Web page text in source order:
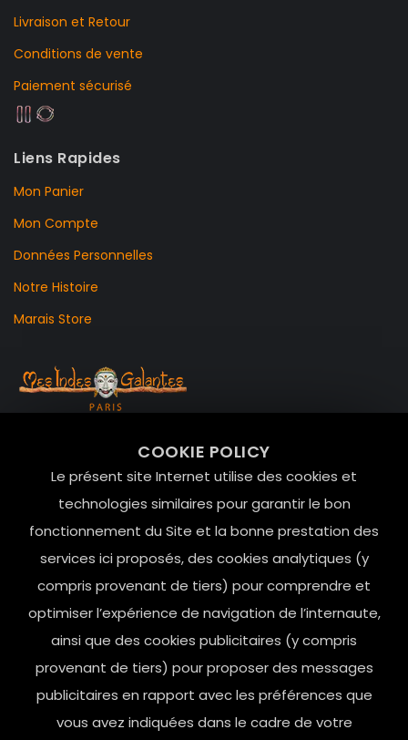
COOKIE POLICY
Le présent site Internet utilise des cookies et
technologies similaires pour garantir le bon
fonctionnement du Site et la bonne prestation des
services ici proposés, des cookies analytiques (y
compris provenant de tiers) pour comprendre et
optimiser l’expérience de navigation de l’internaute,
ainsi que des cookies publicitaires (y compris
provenant de tiers) pour proposer des messages
publicitaires en rapport avec les préférences que
vous avez indiquées dans le cadre de votre
Livraison et Retour
Conditions de vente
Paiement sécurisé
Liens Rapides
Mon Panier
Mon Compte
Données Personnelles
Notre Histoire
Marais Store
Le Marais, 75004 Paris
contact@mesindesgalantes.com
01.42.72.42.51